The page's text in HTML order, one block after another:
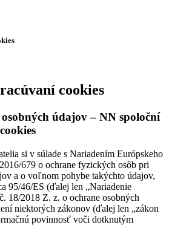
cookies
údajov – NN spoloční
si v súlade s Nariadením Európskeho
679 o ochrane fyzických osôb pri
a o voľnom pohybe takýchto údajov,
95/46/ES (ďalej len „Nariadenie
18/2018 Z. z. o ochrane osobných
niektorých zákonov (ďalej len „zákon
povinnosť voči dotknutým